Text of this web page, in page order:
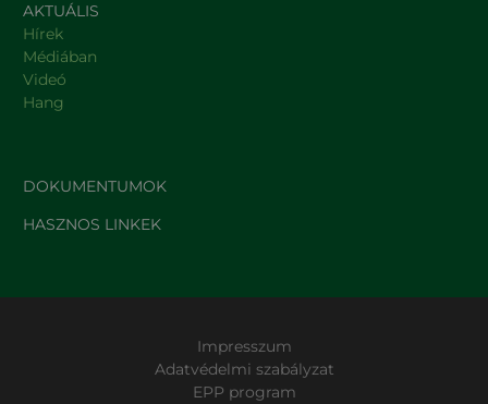
AKTUÁLIS
Hírek
Médiában
Videó
Hang
DOKUMENTUMOK
HASZNOS LINKEK
Impresszum
Adatvédelmi szabályzat
EPP program